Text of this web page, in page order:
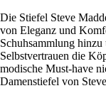
Die Stiefel Steve
von Eleganz und
Schuhsammlung
Selbstvertrauen die
modische Must-have
Damenstiefel von